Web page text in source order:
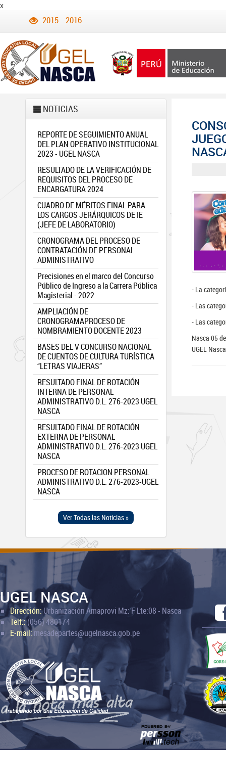
x
2015 2016
NOTICIAS
REPORTE DE SEGUIMIENTO ANUAL
DEL PLAN OPERATIVO INSTITUCIONAL
2023 - UGEL NASCA
RESULTADO DE LA VERIFICACIÓN DE
REQUISITOS DEL PROCESO DE
ENCARGATURA 2024
CUADRO DE MÉRITOS FINAL PARA
LOS CARGOS JERÁRQUICOS DE IE
(JEFE DE LABORATORIO)
CRONOGRAMA DEL PROCESO DE
CONTRATACIÓN DE PERSONAL
ADMINISTRATIVO
Precisiones en el marco del Concurso
Público de Ingreso a la Carrera Pública
Magisterial - 2022
AMPLIACIÓN DE
CRONOGRAMAPROCESO DE
NOMBRAMIENTO DOCENTE 2023
BASES DEL V CONCURSO NACIONAL
DE CUENTOS DE CULTURA TURÍSTICA
“LETRAS VIAJERAS”
RESULTADO FINAL DE ROTACIÓN
INTERNA DE PERSONAL
ADMINISTRATIVO D.L. 276-2023 UGEL
NASCA
RESULTADO FINAL DE ROTACIÓN
EXTERNA DE PERSONAL
ADMINISTRATIVO D.L. 276-2023 UGEL
NASCA
PROCESO DE ROTACION PERSONAL
ADMINISTRATIVO D.L. 276-2023-UGEL
NASCA
Ver Todas las Noticias »
- La
- Las
- Las
Nasca 05
UGEL
UGEL NASCA
Dirección:Urbanización Amaprovi Mz: F Lte:08 - Nasca
Telf.:(056) 480174
E-mail:mesadepartes@ugelnasca.gob.pe